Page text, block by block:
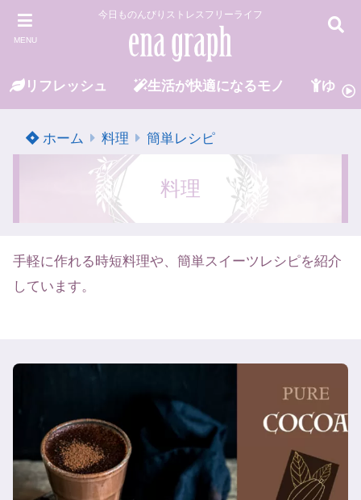
MENU
今日ものんびりストレスフリーライフ
リフレッシュ 生活が快適になるモノ ゆる
ホーム 料理 簡単レシピ
料理
手軽に作れる時短料理や、簡単スイーツレシピを紹介
しています。